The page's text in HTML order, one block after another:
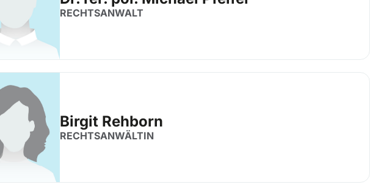
RECHTSANWALT
Birgit Rehborn
RECHTSANWÄLTIN